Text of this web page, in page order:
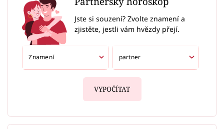
Jste si souzení? Zvolte znamení a
zjistěte, jestli vám hvězdy přejí.
VYPOČÍTAT